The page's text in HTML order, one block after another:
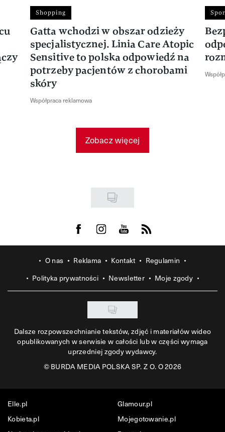
Shopping
Gatta wchodzi w obszar odzieży
specjalistycznej. Linia Care Atopic
Sensitive to polska odpowiedź na
potrzeby pacjentów z chorobami
skóry
Współpraca reklamowa
Zobacz więcej
Visit us on Facebook
Visit us on Instagram
Visit us on Youtube
Visit us on Rss
O nas Reklama Kontakt
Regulamin
Polityka prywatności
Newsletter Moje zgody
Dalsze rozpowszechnianie tekstów, zdjęć i materiałów wideo
opublikowanych w serwisie w całości lub w części wymaga
uprzedniej zgody wydawcy.
©BURDA MEDIA POLSKA SP. Z O. O 2026
Elle.pl
Glamour.pl
Kobieta.pl
Mojegotowanie.pl